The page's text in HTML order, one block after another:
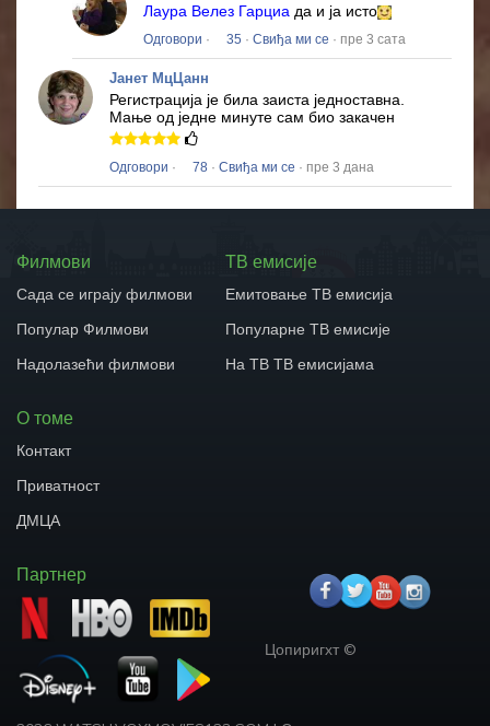
Лаура Велез Гарциа да и ја исто
Одговори · 35 · Свиђа ми се · пре 3 сата
Јанет МцЦанн
Регистрација је била заиста једноставна.
Мање од једне минуте сам био закачен
Одговори · 78 · Свиђа ми се · пре 3 дана
Филмови
Сада се играју филмови
Популар Филмови
Надолазећи филмови
ТВ емисије
Емитовање ТВ емисија
Популарне ТВ емисије
На ТВ ТВ емисијама
О томе
Контакт
Приватност
ДМЦА
Партнер
Цопиригхт ©